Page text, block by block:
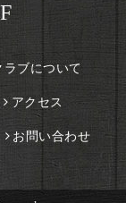
ラブについて
アクセス
お問い合わせ